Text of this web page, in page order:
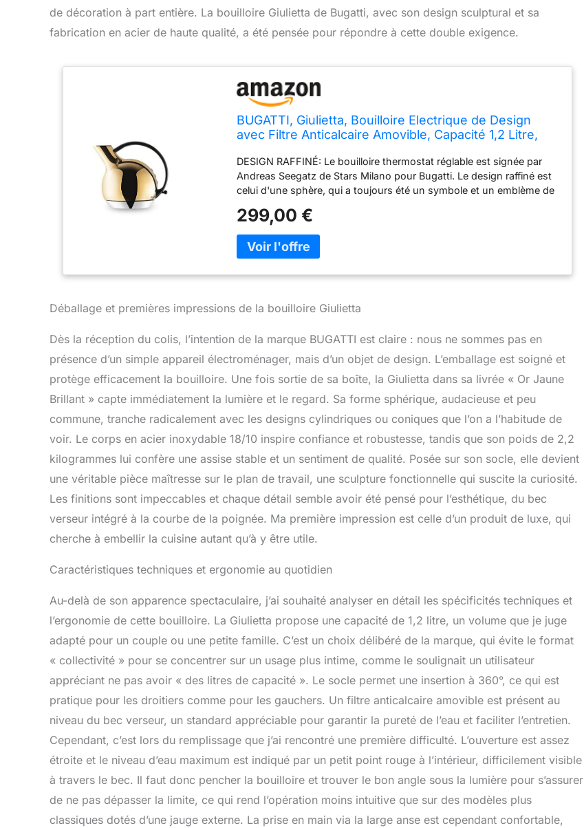
de décoration à part entière. La bouilloire Giulietta de Bugatti, avec son design sculptural et sa
fabrication en acier de haute qualité, a été pensée pour répondre à cette double exigence.
BUGATTI, Giulietta, Bouilloire Electrique de Design
avec Filtre Anticalcaire Amovible, Capacité 1,2 Litre,
DESIGN RAFFINÉ: Le bouilloire thermostat réglable est signée par
Andreas Seegatz de Stars Milano pour Bugatti. Le design raffiné est
celui d'une sphère, qui a toujours été un symbole et un emblème de
COMPACT: 21 cm de hauteur et 23,5 cm de diamètre font de
Giulietta une theiere electrique au volume compact, idéale pour la
cuisine, parfaite aussi comme élément de décoration sur une
étagère de salon, sur une table basse ou dans un coin du bureau.
FACILE À UTILISER: Le bouilloire electriques thermostat reglable se
le faire fonctionner et il s'arrête automatiquement lorsque le point
utilisation facile depuis n'importe quelle position. Filtre à eau intégré
au bouchon. CAPACITÉ MAXIMALE: La capacité maximale du
chauffe-eau est de 1,2 litre (42 fl.oz.). Le niveau d'eau est indiqué
par de petits hublots qui décorent le corps et s'éclairent lorsque la
bouilloire est en marche. MATÉRIAUX ET FINITIONS DE HAUTE
QUALITÉ: Le bouilloire électrique est en acier inoxydable 18/10. Les
produits de la marque Bugatti se caractérisent depuis toujours par
des designs originaux, un fort caractère innovant, des matériaux et
299,00 €
Déballage et premières impressions de la bouilloire Giulietta
Dès la réception du colis, l’intention de la marque BUGATTI est claire : nous ne sommes pas en
présence d’un simple appareil électroménager, mais d’un objet de design. L’emballage est soigné et
protège efficacement la bouilloire. Une fois sortie de sa boîte, la Giulietta dans sa livrée « Or Jaune
Brillant » capte immédiatement la lumière et le regard. Sa forme sphérique, audacieuse et peu
commune, tranche radicalement avec les designs cylindriques ou coniques que l’on a l’habitude de
voir. Le corps en acier inoxydable 18/10 inspire confiance et robustesse, tandis que son poids de 2,2
kilogrammes lui confère une assise stable et un sentiment de qualité. Posée sur son socle, elle devient
une véritable pièce maîtresse sur le plan de travail, une sculpture fonctionnelle qui suscite la curiosité.
Les finitions sont impeccables et chaque détail semble avoir été pensé pour l’esthétique, du bec
verseur intégré à la courbe de la poignée. Ma première impression est celle d’un produit de luxe, qui
cherche à embellir la cuisine autant qu’à y être utile.
Caractéristiques techniques et ergonomie au quotidien
Au-delà de son apparence spectaculaire, j’ai souhaité analyser en détail les spécificités techniques et
l’ergonomie de cette bouilloire. La Giulietta propose une capacité de 1,2 litre, un volume que je juge
adapté pour un couple ou une petite famille. C’est un choix délibéré de la marque, qui évite le format
« collectivité » pour se concentrer sur un usage plus intime, comme le soulignait un utilisateur
appréciant ne pas avoir « des litres de capacité ». Le socle permet une insertion à 360°, ce qui est
pratique pour les droitiers comme pour les gauchers. Un filtre anticalcaire amovible est présent au
niveau du bec verseur, un standard appréciable pour garantir la pureté de l’eau et faciliter l’entretien.
Cependant, c’est lors du remplissage que j’ai rencontré une première difficulté. L’ouverture est assez
étroite et le niveau d’eau maximum est indiqué par un petit point rouge à l’intérieur, difficilement visible
à travers le bec. Il faut donc pencher la bouilloire et trouver le bon angle sous la lumière pour s’assurer
de ne pas dépasser la limite, ce qui rend l’opération moins intuitive que sur des modèles plus
classiques dotés d’une jauge externe. La prise en main via la large anse est cependant confortable,